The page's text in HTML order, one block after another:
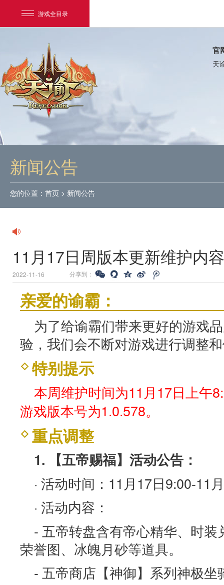
游戏全目录
网易游戏
我的足迹：
官
天
新闻公告
您的位置： 首页 > 新闻公告
11月17日周版本更新维护内
2022-11-16 分享到：
亲爱的谕霸：
为了给谕霸们带来更好的游戏
验，我们会不断对游戏进行调整
特别提示
本周维护时间为11月17日上午
游戏版本号为1.0.578。
重点调整
1. 【五帝赐福】活动公告：
· 活动时间：11月17日9:00-11
· 活动内容：
- 五帝转盘含有帝心精华、时
荣誉图、冰魄月砂等道具。
- 五帝商店【神御】系列神极坐